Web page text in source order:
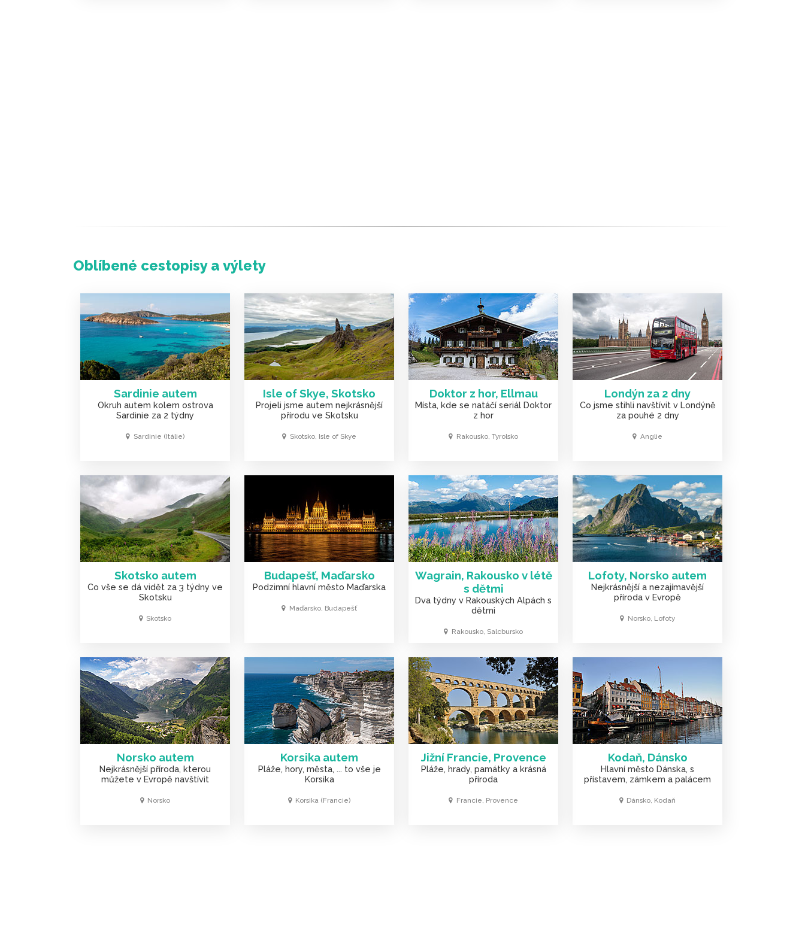
Oblíbené cestopisy a výlety
Sardinie autem
Okruh autem kolem ostrova
Sardinie za 2 týdny
Sardinie (Itálie)
Isle of Skye, Skotsko
Projeli jsme autem nejkrásnější
přírodu ve Skotsku
Skotsko, Isle of Skye
Doktor z hor, Ellmau
Místa, kde se natáčí seriál Doktor
z hor
Rakousko, Tyrolsko
Londýn za 2 dny
Co jsme stihli navštívit v Londýně
za pouhé 2 dny
Anglie
Skotsko autem
Co vše se dá vidět za 3 týdny ve
Skotsku
Skotsko
Budapešť, Maďarsko
Podzimní hlavní město Maďarska
Maďarsko, Budapešť
Wagrain, Rakousko v létě
s dětmi
Dva týdny v Rakouských Alpách s
dětmi
Rakousko, Salcbursko
Lofoty, Norsko autem
Nejkrásnější a nezajímavější
příroda v Evropě
Norsko, Lofoty
Norsko autem
Nejkrásnější příroda, kterou
můžete v Evropě navštívit
Norsko
Korsika autem
Pláže, hory, města, ... to vše je
Korsika
Korsika (Francie)
Jižní Francie, Provence
Pláže, hrady, památky a krásná
příroda
Francie, Provence
Kodaň, Dánsko
Hlavní město Dánska, s
přístavem, zámkem a palácem
Dánsko, Kodaň